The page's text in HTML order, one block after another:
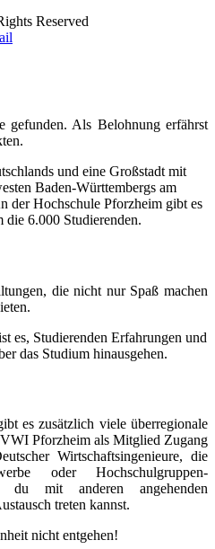
Reserved
gefunden. Als Belohnung erfährst
und eine Großstadt mit
Baden-Württembergs am
der Hochschule Pforzheim gibt es
die 6.000 Studierenden.
die nicht nur Spaß machen
es, Studierenden Erfahrungen und
das Studium hinausgehen.
es zusätzlich viele überregionale
Pforzheim als Mitglied Zugang
Wirtschaftsingenieure, die
oder Hochschulgruppen-
du mit anderen angehenden
treten kannst.
nicht entgehen!